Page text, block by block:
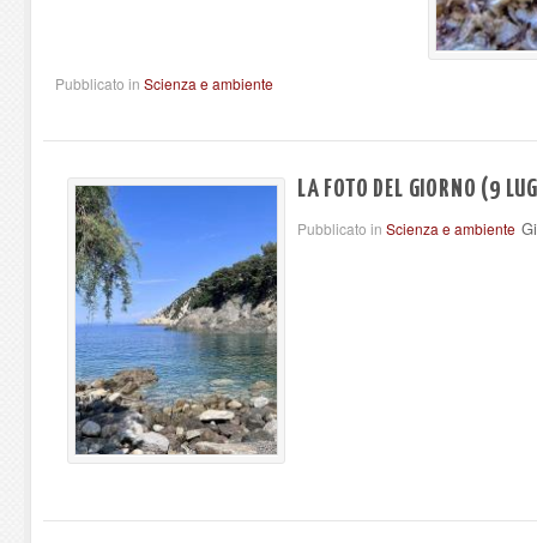
Pubblicato in Scienza e ambiente
LA FOTO DEL GIORNO (9
Pubblicato in Scienza e ambiente